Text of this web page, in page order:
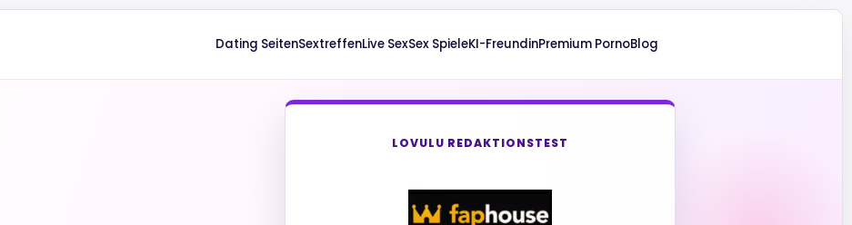
Dating SeitenSextreffenLive SexSex SpieleKI-FreundinPremium PornoBlog
LOVULU REDAKTIONSTEST